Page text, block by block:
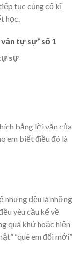
tục củng cố kĩ
học.
văn tự sự” số 1
sự
bằng lời văn của
em biết điều đó là
nhưng đều là những
yêu cầu kể về
quá khứ hoặc hiện
“quê em đổi mới”